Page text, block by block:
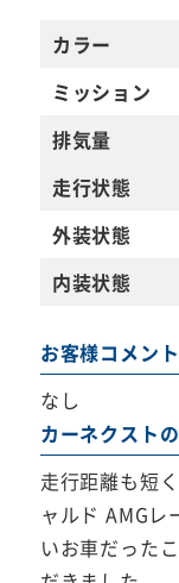
カラー
ミッション
排気量
走行状態
外装状態
内装状態
お客様コメント
なし
カーネクスト
走行距離も短
ャルド AMGレ
いお車だった